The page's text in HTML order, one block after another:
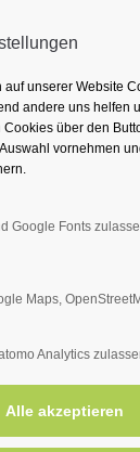
Übernachten
auf unserer Website
andere uns helfen
über den
vornehmen
Google Fonts
Maps,
Analytics